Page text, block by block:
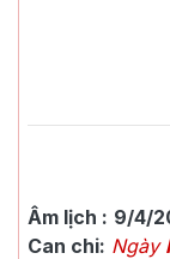
Âm lịch : 9/4/
Can chi: Ngày